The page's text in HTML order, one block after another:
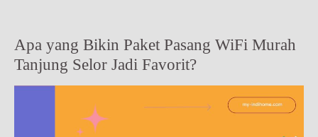
Apa yang Bikin Paket Pasang WiFi Murah
Tanjung Selor Jadi Favorit?